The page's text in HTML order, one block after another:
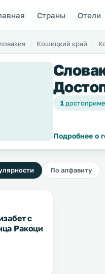
Страны Отели
Кошицкий край
1
Подробнее о
По алфавиту
с
Ракоци